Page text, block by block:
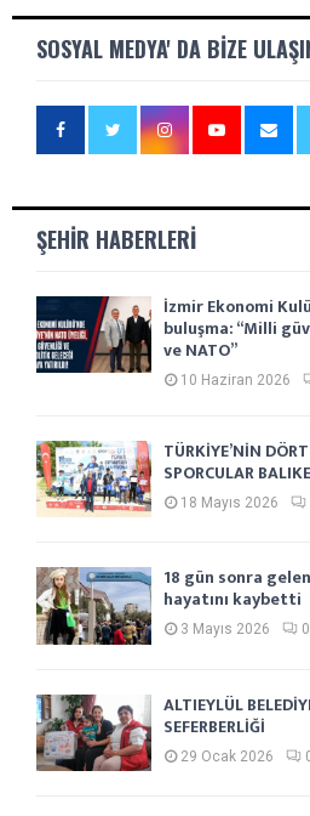
SOSYAL MEDYA' DA BIZE
ŞEHIR HABERLERI
İzmir Ekonomi
buluşma: “Milli
ve NATO”
10 Haziran 2026
TÜRKİYE’NİN
SPORCULAR
18 Mayıs 2026
18 gün sonra
hayatını kaybetti
3 Mayıs 2026 0
ALTIEYLÜL
SEFERBERLİĞİ
29 Ocak 2026